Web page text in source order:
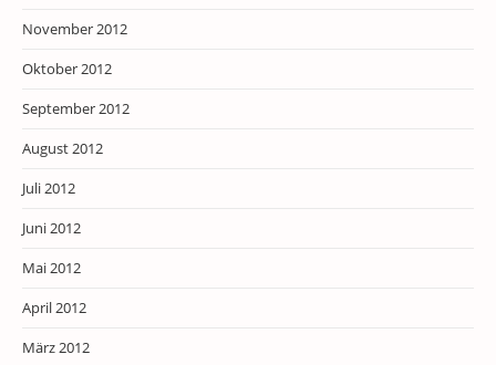
November 2012
Oktober 2012
September 2012
August 2012
Juli 2012
Juni 2012
Mai 2012
April 2012
März 2012